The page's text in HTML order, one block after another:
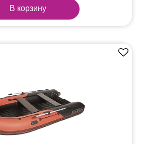
В корзину